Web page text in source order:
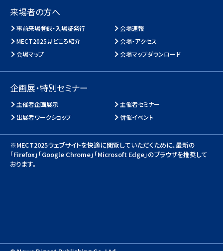
来場者の方へ
事前来場登録・入場証発行
会場速報
MECT2025見どころ紹介
会場・アクセス
会場マップ
会場マップダウンロード
企画展・特別セミナー
主催者企画展示
主催者セミナー
出展者ワークショップ
併催イベント
※MECT2025ウェブサイトを快適に閲覧していただくために、最新の
「Firefox」「Google Chrome」「Microsoft Edge」のブラウザを推奨して
おります。